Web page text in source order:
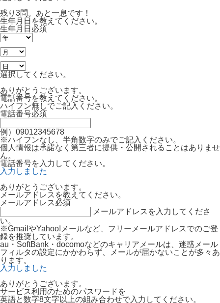
残り3問。あと一息です！
生年月日を教えてください。
生年月日 必須
選択してください。
ありがとうございます。
電話番号を教えてください。
ハイフン無しでご記入ください。
電話番号必須
例）09012345678
※ハイフンなし、半角数字のみでご記入ください。
個人情報は承諾なく第三者に提供・公開されることはありませ
ん。
電話番号を入力してください。
入力しました
ありがとうございます。
メールアドレスを教えてください。
メールアドレス必須
メールアドレスを入力してくださ
い。
※GmailやYahoo!メールなど、フリーメールアドレスでのご登
録を推奨しています。
au・SoftBank・docomoなどのキャリアメールは、迷惑メール
フィルタの設定にかかわらず、メールが届かないことが多々あ
ります。
入力しました
ありがとうございます。
サービス利用のためのパスワードを
英語と数字8文字以上の組み合わせで入力してください。